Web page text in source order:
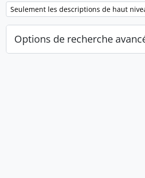
Remove filter:
Seulement les descriptions de haut
Options de recherche